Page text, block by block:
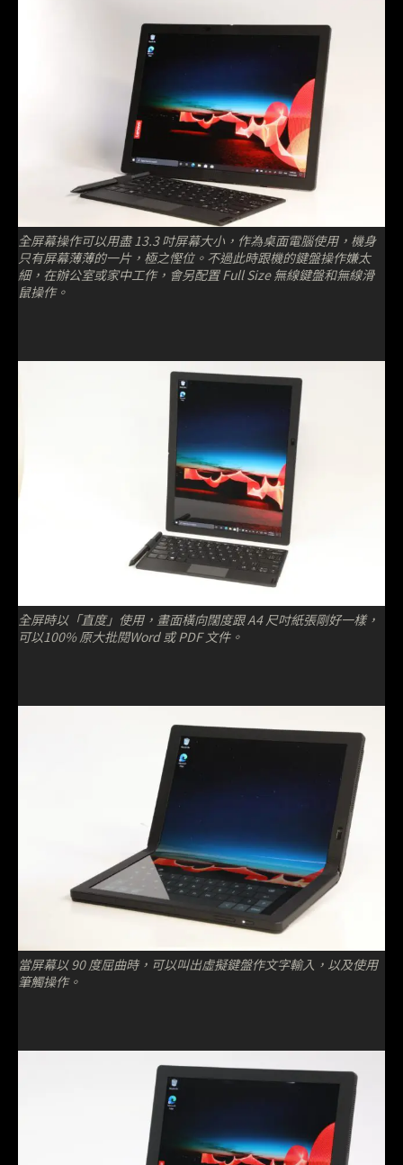
全屏幕操作可以用盡 13.3 吋屏幕大小，作為桌面電腦使用，機身
只有屏幕薄薄的一片，極之慳位。不過此時跟機的鍵盤操作嫌太
細，在辦公室或家中工作，會另配置 Full Size 無線鍵盤和無線滑
鼠操作。
全屏時以「直度」使用，畫面橫向闊度跟 A4 尺吋紙張剛好一樣，
可以100% 原大批閱Word 或 PDF 文件。
當屏幕以 90 度屈曲時，可以叫出虛擬鍵盤作文字輸入，以及使用
筆觸操作。